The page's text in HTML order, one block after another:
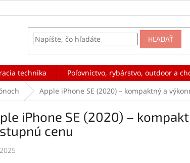
HĽADAŤ
technika Poľovníctvo, rybárstvo, outdoor a
Apple iPhone SE (2020) – kompaktný a
iPhone SE (2020) –
cenu